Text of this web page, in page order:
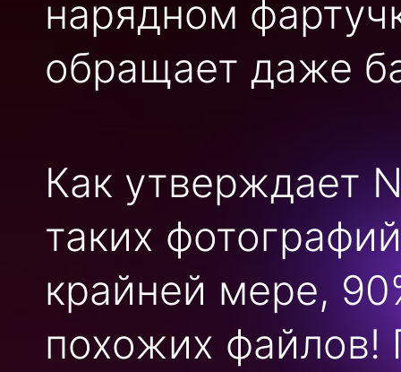
нарядном
обращает даже
Как утверждает
таких
крайней мере,
похожих файлов!